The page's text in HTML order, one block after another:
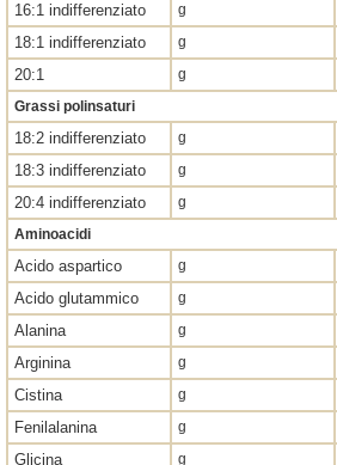
16:1 indifferenziato g
18:1 indifferenziato g
20:1 g
Grassi polinsaturi
18:2 indifferenziato g
18:3 indifferenziato g
20:4 indifferenziato g
Aminoacidi
Acido aspartico g
Acido glutammico g
Alanina g
Arginina g
Cistina g
Fenilalanina g
Glicina g